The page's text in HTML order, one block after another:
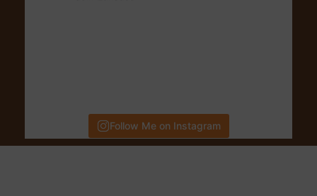
Follow Me on Instagram